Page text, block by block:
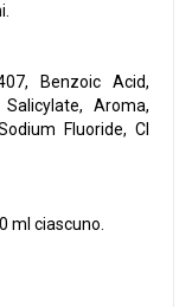
Benzoic Acid,
Aroma,
Fluoride, CI
ml ciascuno.